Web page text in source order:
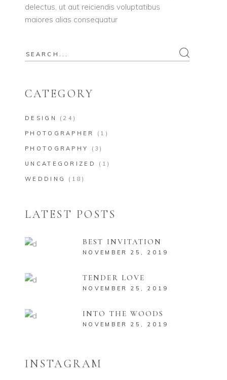
delectus, ut aut reiciendis voluptatibus
maiores alias consequatur
CATEGORY
DESIGN (24)
PHOTOGRAPHER (1)
PHOTOGRAPHY (3)
UNCATEGORIZED (1)
WEDDING (18)
LATEST POSTS
BEST INVITATION
NOVEMBER 25, 2019
TENDER LOVE
NOVEMBER 25, 2019
INTO THE WOODS
NOVEMBER 25, 2019
INSTAGRAM